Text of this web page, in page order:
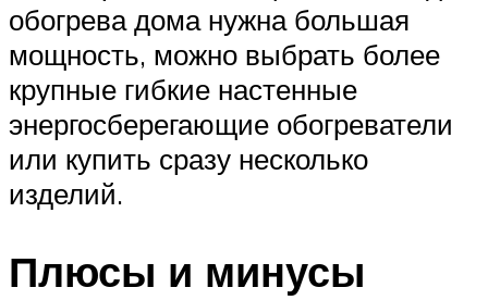
обогрева дома нужна большая
мощность, можно выбрать более
крупные гибкие настенные
энергосберегающие обогреватели
или купить сразу несколько
изделий.
Плюсы и минусы